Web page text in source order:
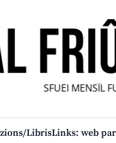
SFUEI MENSÎL
LibrisLinks: web